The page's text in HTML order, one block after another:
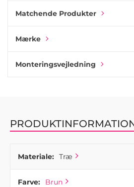
moderne køkkener,
Det kompakte design fungerer
skabslåger og skuffer, enten alene
En tidløs træknop, der kombinerer
Matchende Produkter
Mærke
Monteringsvejledning
Materiale: Træ
Farve: Brun